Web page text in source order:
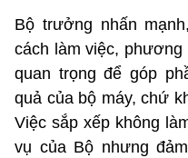
Bộ trưởng nhấn
cách làm việc,
quan trọng để góp
quả của bộ máy, chứ
Việc sắp xếp không
vụ của Bộ nhưng